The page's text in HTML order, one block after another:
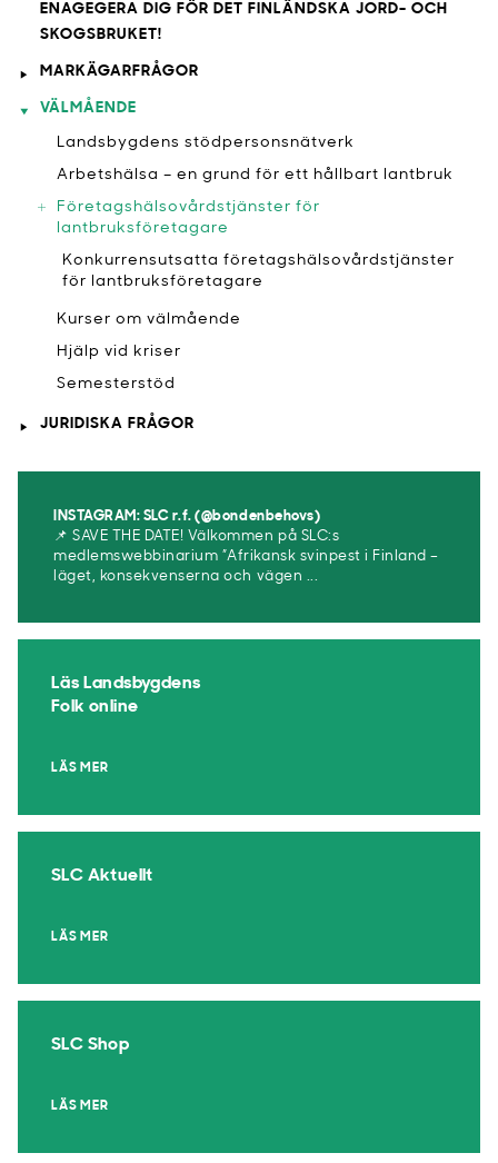
ENAGEGERA DIG FÖR DET FINLÄNDSKA JORD- OCH
SKOGSBRUKET!
MARKÄGARFRÅGOR
VÄLMÅENDE
​Landsbygdens stödpersonsnätverk
Arbetshälsa – en grund för ett hållbart lantbruk
Företagshälsovårdstjänster för
lantbruksföretagare
Konkurrensutsatta företagshälsovårdstjänster
för lantbruksföretagare
Kurser om välmående
Hjälp vid kriser
​Semesterstöd
JURIDISKA FRÅGOR
INSTAGRAM: SLC r.f. (@bondenbehovs)
📌 SAVE THE DATE! Välkommen på SLC:s
medlemswebbinarium ”Afrikansk svinpest i Finland –
läget, konsekvenserna och vägen ...
Läs Landsbygdens
Folk online
LÄS MER
SLC Aktuellt
LÄS MER
SLC Shop
LÄS MER